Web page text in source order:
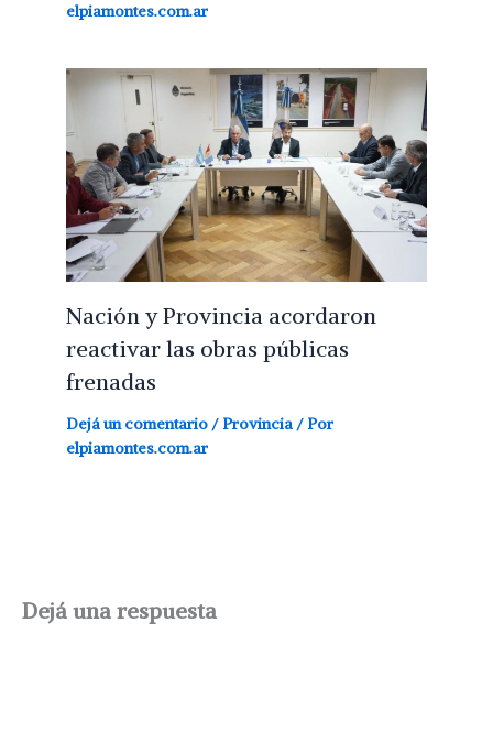
elpiamontes.com.ar
Nación y Provincia acordaron
reactivar las obras públicas
frenadas
Dejá un comentario /Provincia / Por
elpiamontes.com.ar
Dejá una respuesta